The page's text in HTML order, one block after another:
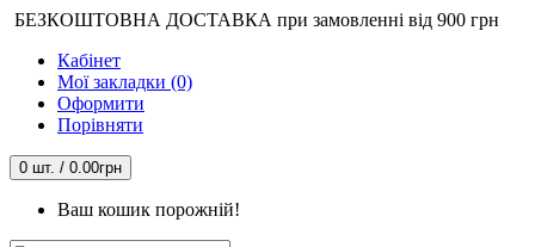
БЕЗКОШТОВНА ДОСТАВКА при замовленні від 900 грн
Кабінет
Мої закладки (0)
Оформити
Порівняти
0 шт. / 0.00грн
Ваш кошик порожній!